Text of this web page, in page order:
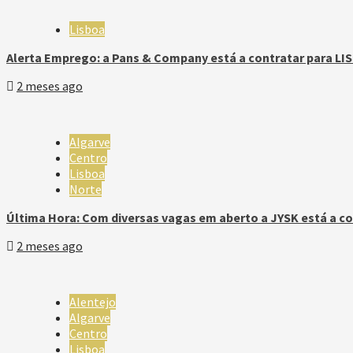
Lisboa
Alerta Emprego: a Pans & Company está a contratar para
2 meses ago
Algarve
Centro
Lisboa
Norte
Última Hora: Com diversas vagas em aberto a JYSK está a
2 meses ago
Alentejo
Algarve
Centro
Lisboa